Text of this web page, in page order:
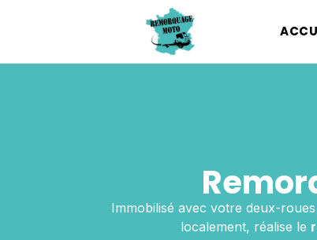
Immobilisé avec votre deux-roues
localement, réalise le